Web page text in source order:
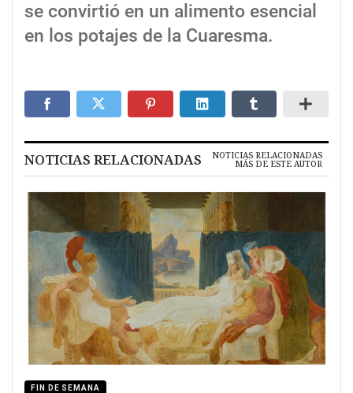
se convirtió en un alimento esencial
en los potajes de la Cuaresma.
NOTICIAS RELACIONADAS NOTICIAS RELACIONADAS
MÁS DE ESTE AUTOR
FIN DE SEMANA